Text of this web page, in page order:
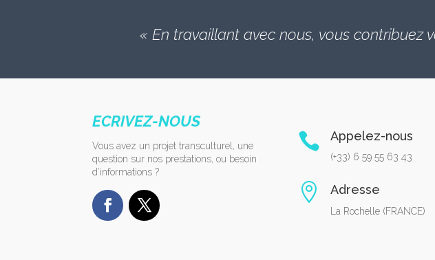
« En travaillant avec nous, vous contribuez
ECRIVEZ-NOUS
Vous avez un projet transculturel, une
question sur nos prestations, ou besoin
d’informations ?
 Appelez-nous
(+33) 6 59 55 63 43
 Adresse
La Rochelle (FRANCE)